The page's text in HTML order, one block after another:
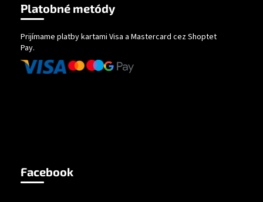
Platobné metódy
Prijímame platby kartami Visa a Mastercard cez Shoptet
Pay.
Facebook